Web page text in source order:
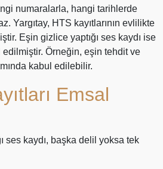
numaralarla, hangi tarihlerde
Yargıtay, HTS kayıtlarının evlilikte
Eşin gizlice yaptığı ses kaydı ise
Örneğin, eşin tehdit ve
kabul edilebilir.
Emsal
ses kaydı, başka delil yoksa tek